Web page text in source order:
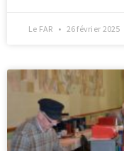
Le FAR 26 février 2025